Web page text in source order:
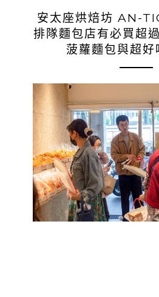
安太座烘焙坊 AN-
排隊麵包店有必買超
菠蘿麵包與超好